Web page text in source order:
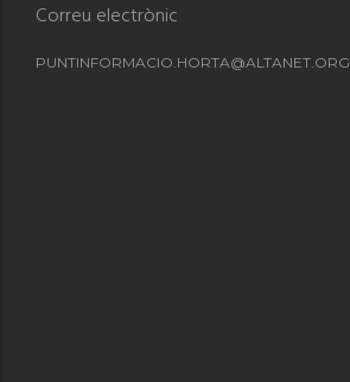
Correu electrònic
PUNTINFORMACIO.HORTA@ALTANET.ORG